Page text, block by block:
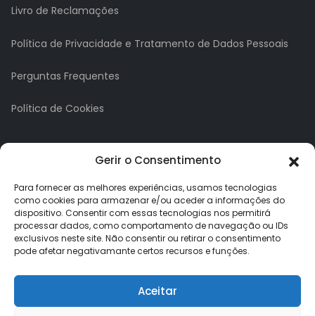
Gerir o Consentimento
Para fornecer as melhores experiências, usamos tecnologias
como cookies para armazenar e/ou aceder a informações do
dispositivo. Consentir com essas tecnologias nos permitirá
processar dados, como comportamento de navegação ou IDs
exclusivos neste site. Não consentir ou retirar o consentimento
pode afetar negativamante certos recursos e funções.
Aceitar
Livro de Reclamações
Política de Privacidade e Tratamento de Dados Pessoais
Perguntas Frequentes
Política de Cookies
A minha conta
A Minha Conta
Histórico de Pedidos
Lista de Desejos
Newsletter